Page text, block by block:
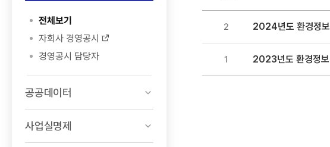
전체보기
자회사 경영공시
경영공시 담당자
공공데이터
사업실명제
경영공시
환경정보
2 2024년도 환경정보
1 2023년도 환경정보